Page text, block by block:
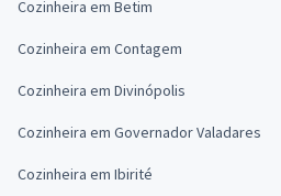
Cozinheira em Betim
Cozinheira em Contagem
Cozinheira em Divinópolis
Cozinheira em Governador Valadares
Cozinheira em Ibirité